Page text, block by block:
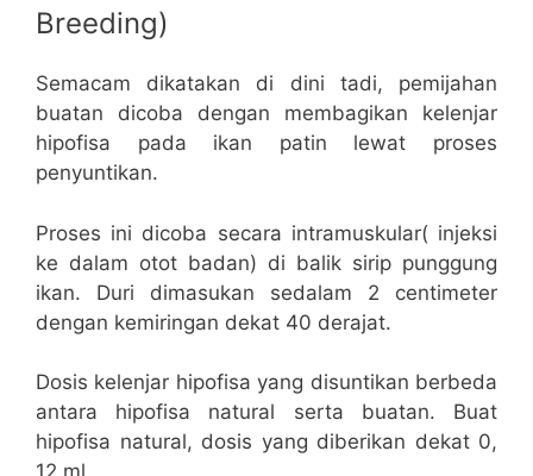
Breeding)
Semacam dikatakan di dini tadi, pemijahan
buatan dicoba dengan membagikan kelenjar
hipofisa pada ikan patin lewat proses
penyuntikan.
Proses ini dicoba secara intramuskular( injeksi
ke dalam otot badan) di balik sirip punggung
ikan. Duri dimasukan sedalam 2 centimeter
dengan kemiringan dekat 40 derajat.
Dosis kelenjar hipofisa yang disuntikan berbeda
antara hipofisa natural serta buatan. Buat
hipofisa natural, dosis yang diberikan dekat 0,